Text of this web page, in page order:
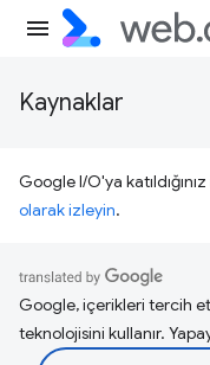
Kaynaklar
Google I/O'ya
olarak izleyin.
Google, içerikleri tercih
teknolojisini kullanır.